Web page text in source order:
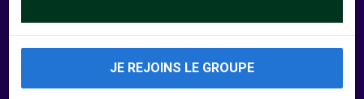
Manger Cacher
Liste des restaurants cacher
Restaurants cacher à Paris
JE REJOINS LE GROUPE